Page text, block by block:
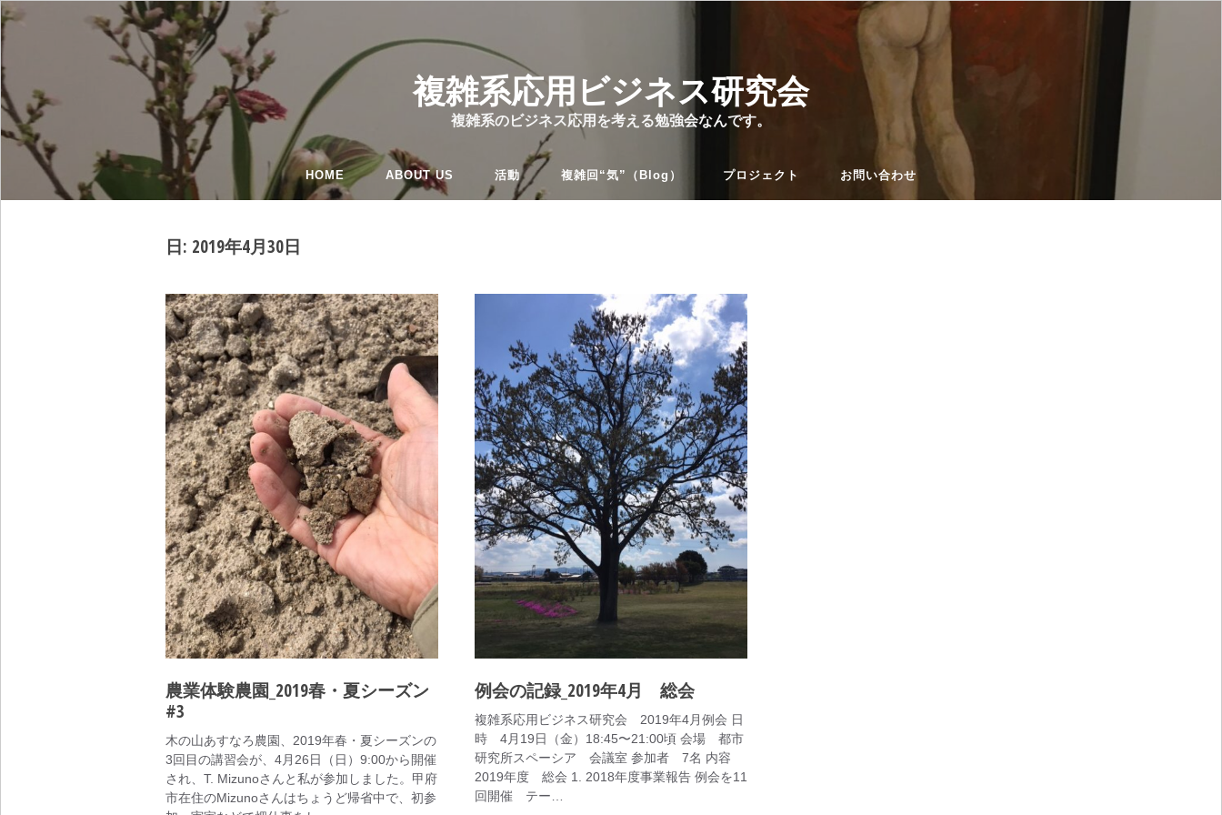
複雑系応用ビジネス研究会
複雑系のビジネス応用を考える勉強会なんです。
HOME ABOUT US 活動 複雑回“気”（Blog） プロジェクト お問い合わせ
日: 2019年4月30日
農業体験農園_2019春・夏シーズン
#3
木の山あすなろ農園、2019年春・夏シーズンの
3回目の講習会が、4月26日（日）9:00から開催
され、T. Mizunoさんと私が参加しました。甲府
市在住のMizunoさんはちょうど帰省中で、初参
例会の記録_2019年4月 総会
複雑系応用ビジネス研究会 2019年4月例会 日
時 4月19日（金）18:45〜21:00頃 会場 都市
研究所スペーシア 会議室 参加者 7名 内容
2019年度 総会 1. 2018年度事業報告 例会を11
回開催 テー…